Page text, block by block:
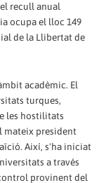
recull anual
ocupa el lloc 149
de la Llibertat de
acadèmic. El
turques,
les hostilitats
mateix president
Així, s'ha iniciat
a través
provinent del